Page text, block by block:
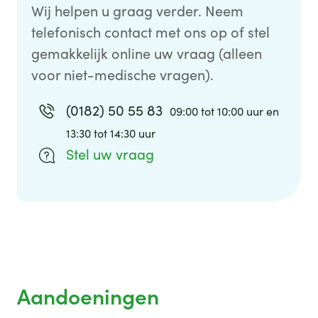
Wij helpen u graag verder. Neem
telefonisch contact met ons op of stel
gemakkelijk online uw vraag (alleen
voor niet-medische vragen).
(0182) 50 55 83 09:00 tot 10:00 uur en
13:30 tot 14:30 uur
Stel uw vraag
Aandoeningen